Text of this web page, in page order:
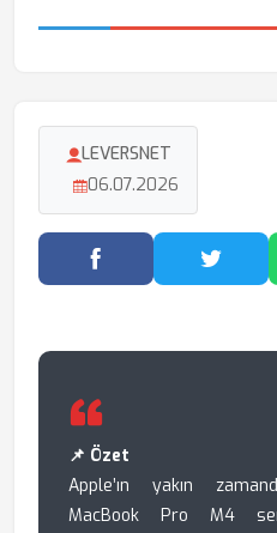
LEVERSNET
06.07.2026
Facebook'ta
📌 Özet
Apple’ın yakın
MacBook Pro M4